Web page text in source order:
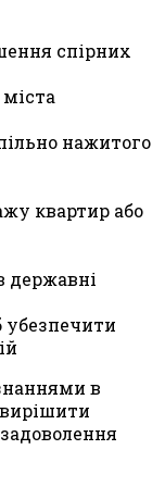
спірних
нажитого
квартир або
державні
убезпечити
в
вирішити